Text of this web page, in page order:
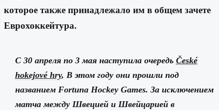
которое также принадлежало им в общем зачете
Еврохоккейтура.
С 30 апреля по 3 мая наступила очередь České
hokejové hry, В этом году они прошли под
названием Fortuna Hockey Games. За исключением
матча между Швецией и Швейцарией в